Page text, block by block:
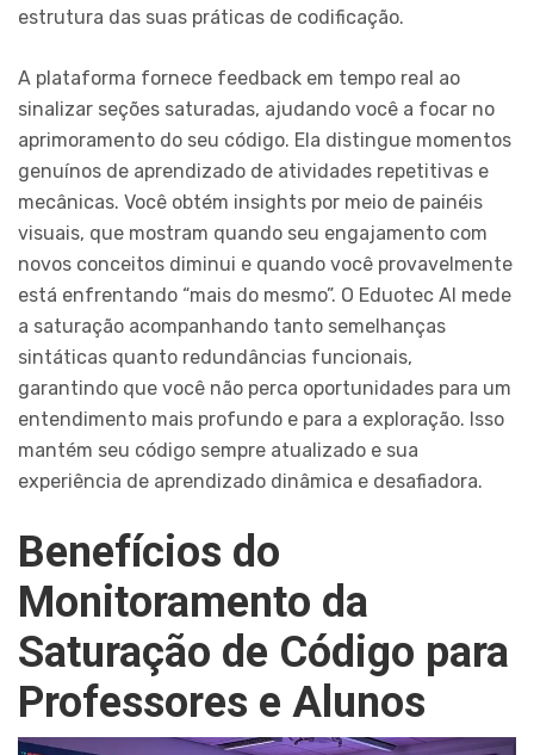
estrutura das suas práticas de codificação.
A plataforma fornece feedback em tempo real ao
sinalizar seções saturadas, ajudando você a focar no
aprimoramento do seu código. Ela distingue momentos
genuínos de aprendizado de atividades repetitivas e
mecânicas. Você obtém insights por meio de painéis
visuais, que mostram quando seu engajamento com
novos conceitos diminui e quando você provavelmente
está enfrentando “mais do mesmo”. O Eduotec AI mede
a saturação acompanhando tanto semelhanças
sintáticas quanto redundâncias funcionais,
garantindo que você não perca oportunidades para um
entendimento mais profundo e para a exploração. Isso
mantém seu código sempre atualizado e sua
experiência de aprendizado dinâmica e desafiadora.
Benefícios do
Monitoramento da
Saturação de Código para
Professores e Alunos